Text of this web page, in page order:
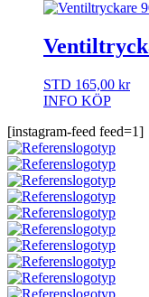
STD 165,00 kr
INFO KÖP
[instagram-feed feed=1]